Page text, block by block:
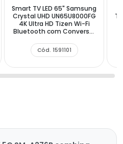
Smart TV LED 65" Samsung
Crystal UHD UN65U8000FG
4K Ultra HD Tizen Wi-Fi
Bluetooth com Conversor
Cód. 1591101